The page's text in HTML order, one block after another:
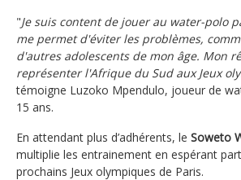
"Je suis content de jouer au water-polo
me permet d'éviter les problèmes,
d'autres adolescents de mon âge. Mon
représenter l'Afrique du Sud aux Jeux
témoigne Luzoko Mpendulo, joueur de
15 ans.
En attendant plus d’adhérents, le Soweto
multiplie les entrainement en espérant
prochains Jeux olympiques de Paris.